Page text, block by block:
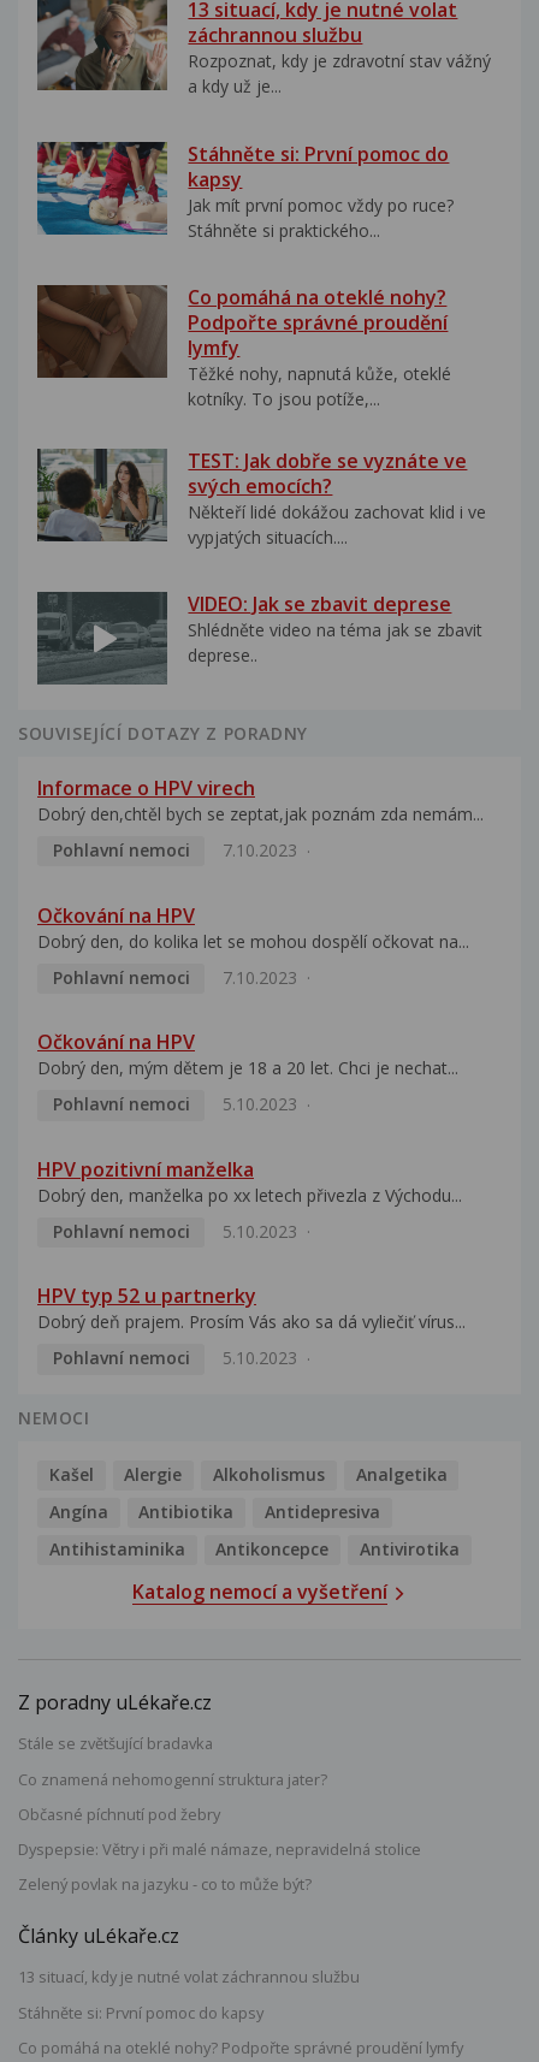
13 situací, kdy je nutné volat
záchrannou službu
Rozpoznat, kdy je zdravotní stav vážný
a kdy už je...
Stáhněte si: První pomoc do
kapsy
Jak mít první pomoc vždy po ruce?
Stáhněte si praktického...
Co pomáhá na oteklé nohy?
Podpořte správné proudění
lymfy
Těžké nohy, napnutá kůže, oteklé
kotníky. To jsou potíže,...
TEST: Jak dobře se vyznáte ve
svých emocích?
Někteří lidé dokážou zachovat klid i ve
vypjatých situacích....
VIDEO: Jak se zbavit deprese
Shlédněte video na téma jak se zbavit
deprese..
SOUVISEJÍCÍ DOTAZY Z PORADNY
Informace o HPV virech
Dobrý den,chtěl bych se zeptat,jak poznám zda nemám...
Pohlavní nemoci
7.10.2023
Očkování na HPV
Dobrý den, do kolika let se mohou dospělí očkovat na...
Pohlavní nemoci
7.10.2023
Očkování na HPV
Dobrý den, mým dětem je 18 a 20 let. Chci je nechat...
Pohlavní nemoci
5.10.2023
HPV pozitivní manželka
Dobrý den, manželka po xx letech přivezla z Východu...
Pohlavní nemoci
5.10.2023
HPV typ 52 u partnerky
Dobrý deň prajem. Prosím Vás ako sa dá vyliečiť vírus...
Pohlavní nemoci
5.10.2023
NEMOCI
Kašel Alergie Alkoholismus
Analgetika
Angína
Antibiotika
Antidepresiva
Antihistaminika
Antikoncepce Antivirotika
Katalog nemocí a vyšetření
Z poradny uLékaře.cz
Stále se zvětšující bradavka
Co znamená nehomogenní struktura jater?
Občasné píchnutí pod žebry
Dyspepsie: Větry i při malé námaze, nepravidelná stolice
Zelený povlak na jazyku - co to může být?
Články uLékaře.cz
13 situací, kdy je nutné volat záchrannou službu
Stáhněte si: První pomoc do kapsy
Co pomáhá na oteklé nohy? Podpořte správné proudění lymfy